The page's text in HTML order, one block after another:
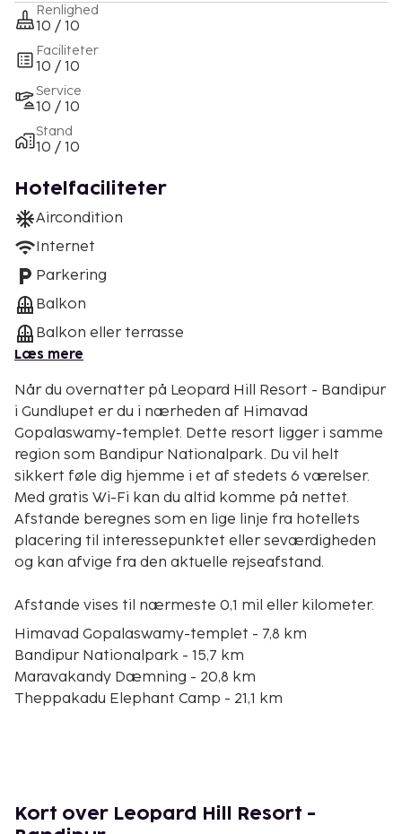
Renlighed
10 / 10
Faciliteter
10 / 10
Service
10 / 10
Stand
10 / 10
Hotelfaciliteter
Aircondition
Internet
Parkering
Balkon
Balkon eller terrasse
Læs mere
Når du overnatter på Leopard Hill Resort - Bandipur
i Gundlupet er du i nærheden af Himavad
Gopalaswamy-templet. Dette resort ligger i samme
region som Bandipur Nationalpark. Du vil helt
sikkert føle dig hjemme i et af stedets 6 værelser.
Med gratis Wi-Fi kan du altid komme på nettet.
Afstande beregnes som en lige linje fra hotellets
placering til interessepunktet eller seværdigheden
og kan afvige fra den aktuelle rejseafstand.
Afstande vises til nærmeste 0,1 mil eller kilometer.
Himavad Gopalaswamy-templet - 7,8 km
Bandipur Nationalpark - 15,7 km
Maravakandy Dæmning - 20,8 km
Theppakadu Elephant Camp - 21,1 km
Pykara Sø - 36,7 km
Raj Bhavan - 38,5 km
Kort over Leopard Hill Resort -